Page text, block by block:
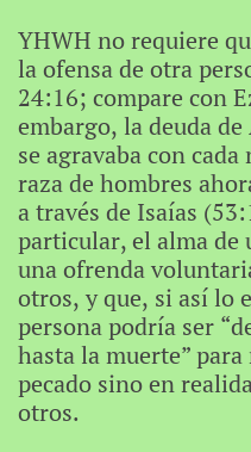
YHWH no requiere
la ofensa de otra
24:16; compare con
embargo, la deuda
se agravaba con
raza de hombres
a través de Isaías
particular, el alma de
una ofrenda
otros, y que, si así lo
persona podría ser
hasta la muerte”
pecado sino en
otros.